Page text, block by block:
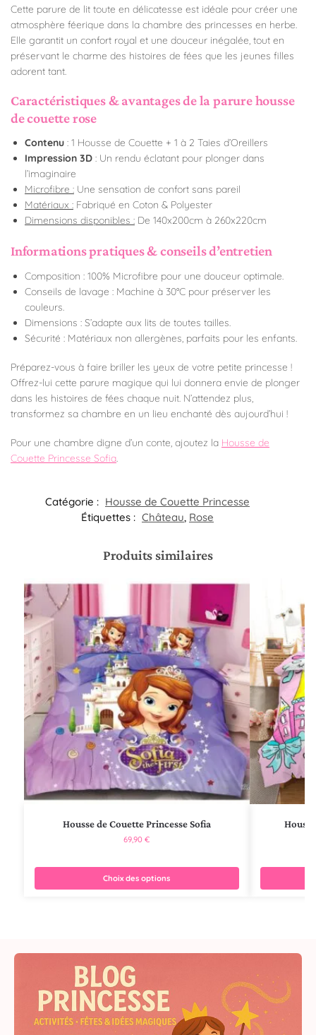
Cette parure de lit toute en délicatesse est idéale pour créer une
atmosphère féerique dans la chambre des princesses en herbe.
Elle garantit un confort royal et une douceur inégalée, tout en
préservant le charme des histoires de fées que les jeunes filles
adorent tant.
Caractéristiques & avantages de la parure housse
de couette rose
Contenu : 1 Housse de Couette + 1 à 2 Taies d’Oreillers
Impression 3D : Un rendu éclatant pour plonger dans
l’imaginaire
Microfibre : Une sensation de confort sans pareil
Matériaux : Fabriqué en Coton & Polyester
Dimensions disponibles : De 140x200cm à 260x220cm
Informations pratiques & conseils d’entretien
Composition : 100% Microfibre pour une douceur optimale.
Conseils de lavage : Machine à 30°C pour préserver les
couleurs.
Dimensions : S’adapte aux lits de toutes tailles.
Sécurité : Matériaux non allergènes, parfaits pour les enfants.
Préparez-vous à faire briller les yeux de votre petite princesse !
Offrez-lui cette parure magique qui lui donnera envie de plonger
dans les histoires de fées chaque nuit. N’attendez plus,
transformez sa chambre en un lieu enchanté dès aujourd’hui !
Pour une chambre digne d’un conte, ajoutez la Housse de
Couette Princesse Sofia
Catégorie : Housse de Couette Princesse
Étiquettes : Château, Rose
Produits similaires
Housse de Couette Princesse Sofia
69,90€
Choix des options